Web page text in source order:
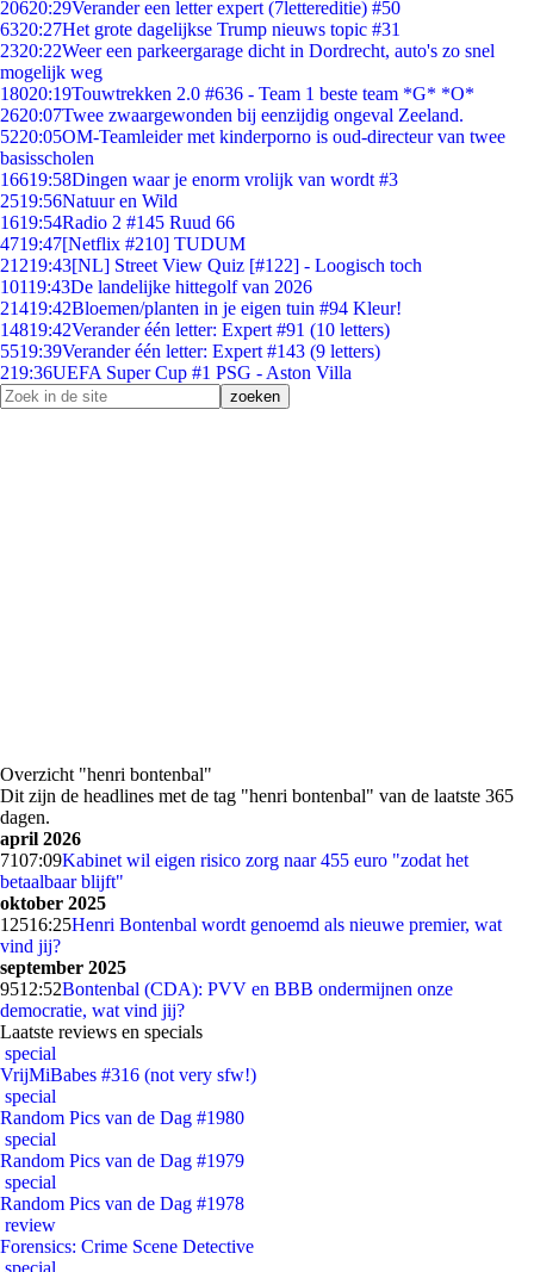
20620:29Verander een letter expert (7lettereditie) #50
6320:27Het grote dagelijkse Trump nieuws topic #31
2320:22Weer een parkeergarage dicht in Dordrecht, auto's zo snel
mogelijk weg
18020:19Touwtrekken 2.0 #636 - Team 1 beste team *G* *O*
2620:07Twee zwaargewonden bij eenzijdig ongeval Zeeland.
5220:05OM-Teamleider met kinderporno is oud-directeur van twee
basisscholen
16619:58Dingen waar je enorm vrolijk van wordt #3
2519:56Natuur en Wild
1619:54Radio 2 #145 Ruud 66
4719:47[Netflix #210] TUDUM
21219:43[NL] Street View Quiz [#122] - Loogisch toch
10119:43De landelijke hittegolf van 2026
21419:42Bloemen/planten in je eigen tuin #94 Kleur!
14819:42Verander één letter: Expert #91 (10 letters)
5519:39Verander één letter: Expert #143 (9 letters)
219:36UEFA Super Cup #1 PSG - Aston Villa
Overzicht "henri bontenbal"
Dit zijn de headlines met de tag "henri bontenbal" van de laatste 365
dagen.
april 2026
7107:09Kabinet wil eigen risico zorg naar 455 euro "zodat het
betaalbaar blijft"
oktober 2025
12516:25Henri Bontenbal wordt genoemd als nieuwe premier, wat
vind jij?
september 2025
9512:52Bontenbal (CDA): PVV en BBB ondermijnen onze
democratie, wat vind jij?
Laatste reviews en specials
special
VrijMiBabes #316 (not very sfw!)
special
Random Pics van de Dag #1980
special
Random Pics van de Dag #1979
special
Random Pics van de Dag #1978
review
Forensics: Crime Scene Detective
special